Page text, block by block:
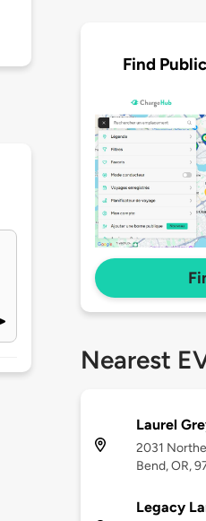
Find
Nearest
Laurel
2031
Bend, OR,
Legacy